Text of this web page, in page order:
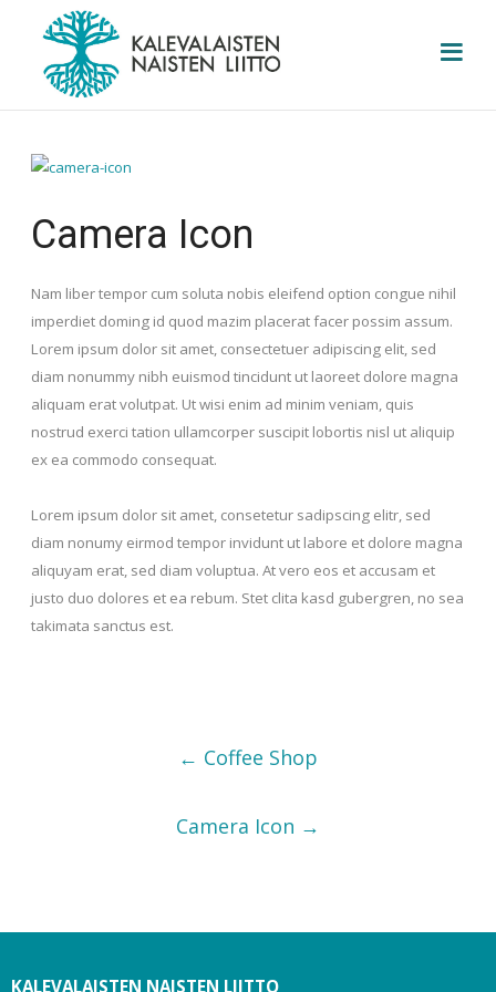
Camera Icon
Nam liber tempor cum soluta nobis eleifend option congue nihil
imperdiet doming id quod mazim placerat facer possim assum.
Lorem ipsum dolor sit amet, consectetuer adipiscing elit, sed
diam nonummy nibh euismod tincidunt ut laoreet dolore magna
aliquam erat volutpat. Ut wisi enim ad minim veniam, quis
nostrud exerci tation ullamcorper suscipit lobortis nisl ut aliquip
ex ea commodo consequat.
Lorem ipsum dolor sit amet, consetetur sadipscing elitr, sed
diam nonumy eirmod tempor invidunt ut labore et dolore magna
aliquyam erat, sed diam voluptua. At vero eos et accusam et
justo duo dolores et ea rebum. Stet clita kasd gubergren, no sea
takimata sanctus est.
s
← Coffee Shop
Camera Icon →
KALEVALAISTEN NAISTEN LIITTO